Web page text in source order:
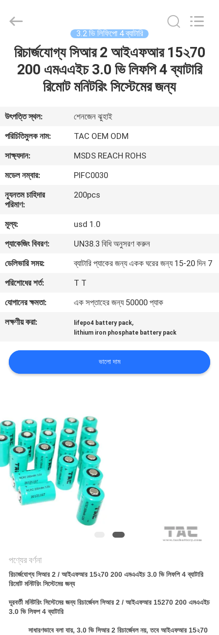
বাড়ি
ভিডিও
সম্পর্কে
কারখানা
মান
নিয়ন্ত্রণ
করুন
মামলা
জন্য
আবেদন
সাইট
ম্যাপ
Energy
Technology
Rights
Reserved.
3.2 ভি লিফিপো 4 ব্যাটারি
রিচার্জযোগ্য সিআর 2 আইএফআর 15২70
200 এমএএইচ 3.0 ভি লিফপি 4 ব্যাটারি
রিমোট মনিটরিং সিস্টেমের জন্য
উৎপত্তি স্থল:
শেনজেন ঝুহাই
পরিচিতিমুলক নাম:
TAC OEM ODM
সাক্ষ্যদান:
MSDS REACH ROHS
মডেল নম্বার:
PIFC0030
ন্যূনতম চাহিদার
পরিমাণ:
200pcs
মূল্য:
usd 1.0
প্যাকেজিং বিবরণ:
UN38.3 বিধি অনুসরণ করুন
ডেলিভারি সময়:
ব্যাটারি প্যাকের জন্য একক ঘরের জন্য 15-20 দিন 7
পরিশোধের শর্ত:
T T
যোগানের ক্ষমতা:
এক সপ্তাহের জন্য 50000 প্যাক
লক্ষণীয় করা:
lifepo4 battery pack,
lithium iron phosphate battery pack
ভালো দাম
পণ্যের বর্ণনা
রিচার্জযোগ্য সিআর 2 / আইএফআর 15২70 200 এমএএইচ 3.0 ভি লিফপি 4 ব্যাটারি
রিমোট মনিটরিং সিস্টেমের জন্য
দূরবর্তী মনিটরিং সিস্টেমের জন্য রিচার্জেবল সিআর 2 / আইএফআর 15270 200 এমএএইচ
3.0 ভি লিফপ 4 ব্যাটারি
সাধারণভাবে বলা যায়, 3.0 ভি সিআর 2 রিচার্জেবল নয়, তবে আইএফআর 15২70